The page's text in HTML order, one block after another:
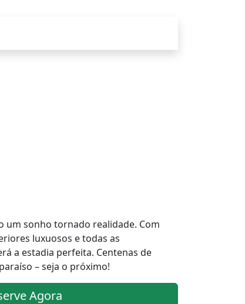
um sonho tornado realidade. Com
luxuosos e todas as
a estadia perfeita. Centenas de
– seja o próximo!
Agora